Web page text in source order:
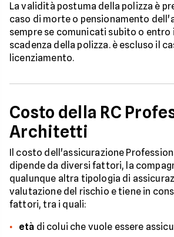
La validità postuma della polizza è
caso di morte o pensionamento
sempre se comunicati subito o entro
scadenza della polizza. è escluso il
licenziamento.
Costo della RC
Architetti
Il costo dell'assicurazione
dipende da diversi fattori, la
qualunque altra tipologia di
valutazione del rischio e tiene in
fattori, tra i quali:
età di colui che vuole essere